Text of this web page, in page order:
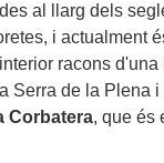
al llarg dels
i actualment
racons
Serra de la Plena i
Corbatera, que és